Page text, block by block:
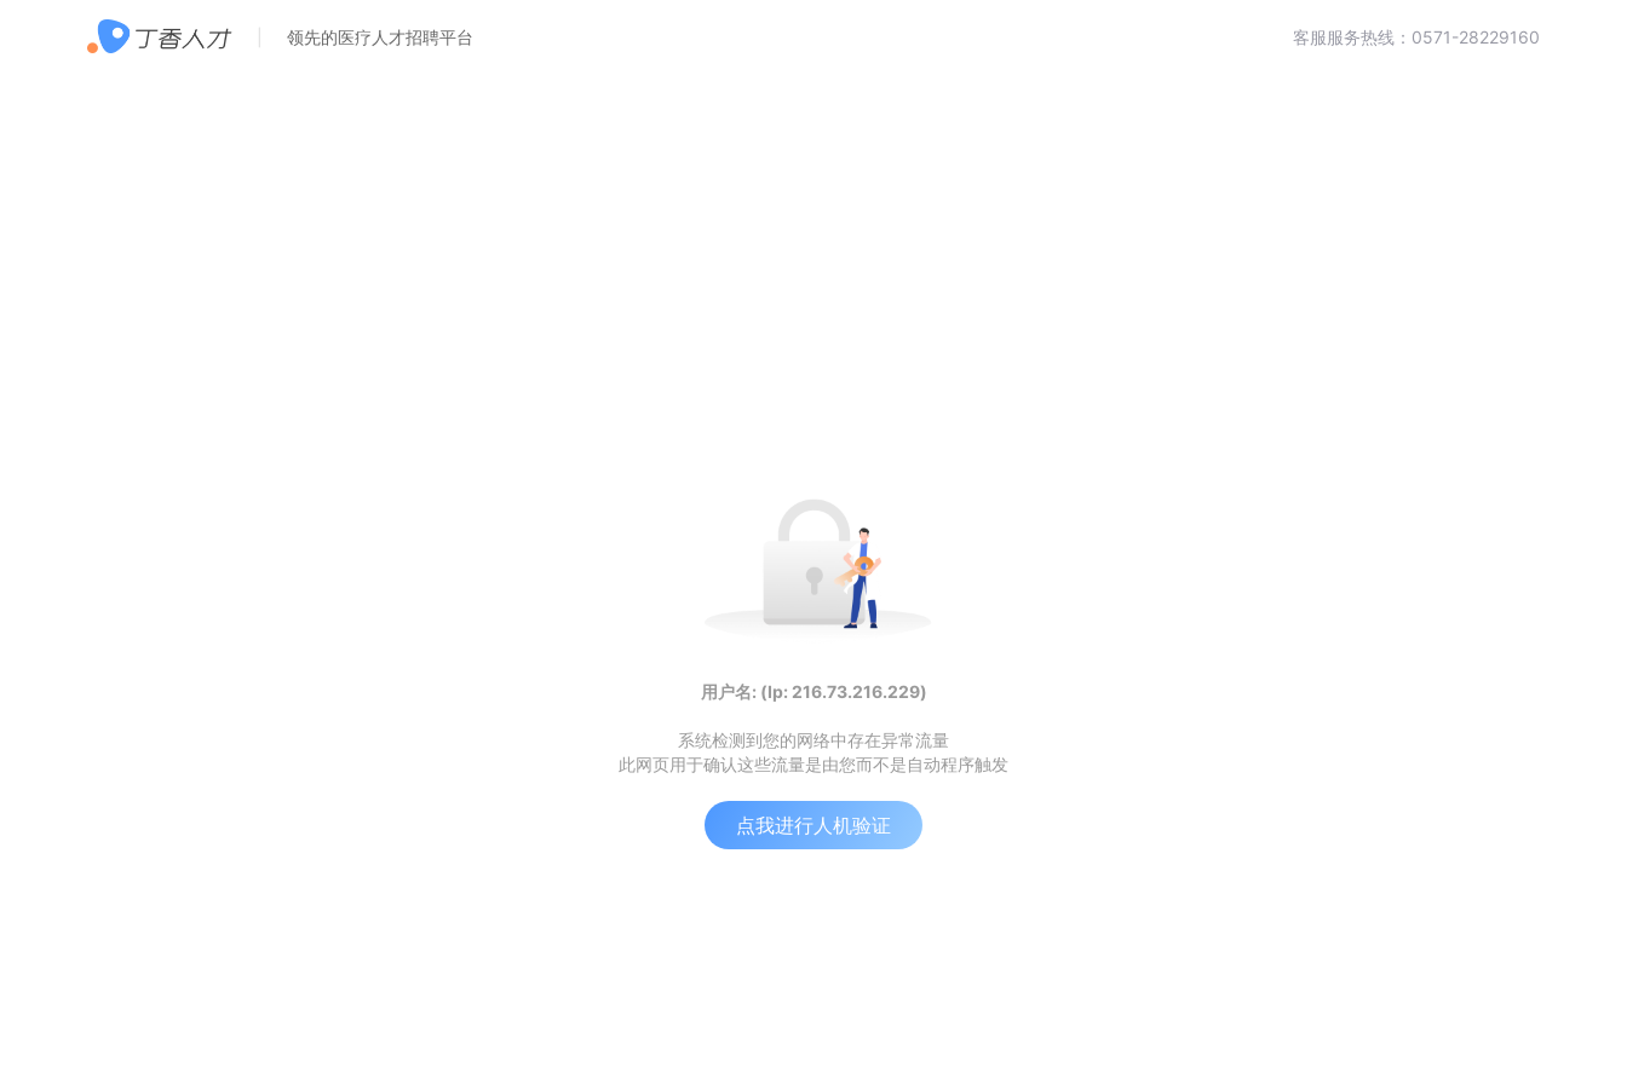
领先的医疗人才招聘平台 客服服务热线：0571-28229160
用户名: (Ip: 216.73.216.229)
系统检测到您的网络中存在异常流量
此网页用于确认这些流量是由您而不是自动程序触发
点我进行人机验证